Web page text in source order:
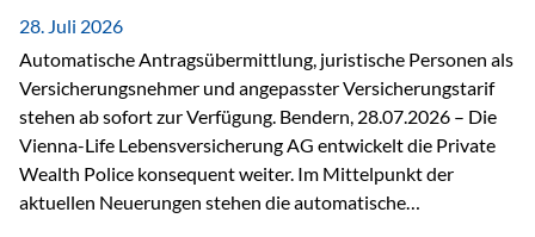
persönlichen Gespräch. Bei der Vienna-Life reagieren…
28. Juli 2026
Automatische Antragsübermittlung, juristische Personen als
Versicherungsnehmer und angepasster Versicherungstarif
stehen ab sofort zur Verfügung. Bendern, 28.07.2026 – Die
Vienna-Life Lebensversicherung AG entwickelt die Private
Wealth Police konsequent weiter. Im Mittelpunkt der
aktuellen Neuerungen stehen die automatische